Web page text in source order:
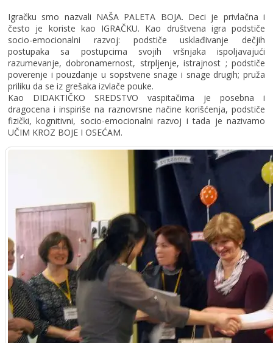
Igračku smo nazvali NAŠA PALETA BOJA. Deci je privlačna i
često je koriste kao IGRAČKU. Kao društvena igra podstiče
socio-emocionalni razvoj: podstiče usklađivanje dečjih
postupaka sa postupcima svojih vršnjaka ispoljavajući
razumevanje, dobronamernost, strpljenje, istrajnost ; podstiče
poverenje i pouzdanje u sopstvene snage i snage drugih; pruža
priliku da se iz grešaka izvlače pouke.
Kao DIDAKTIČKO SREDSTVO vaspitačima je posebna i
dragocena i inspiriše na raznovrsne načine korišćenja, podstiče
fizički, kognitivni, socio-emocionalni razvoj i tada je nazivamo
UČIM KROZ BOJE I OSEĆAM.